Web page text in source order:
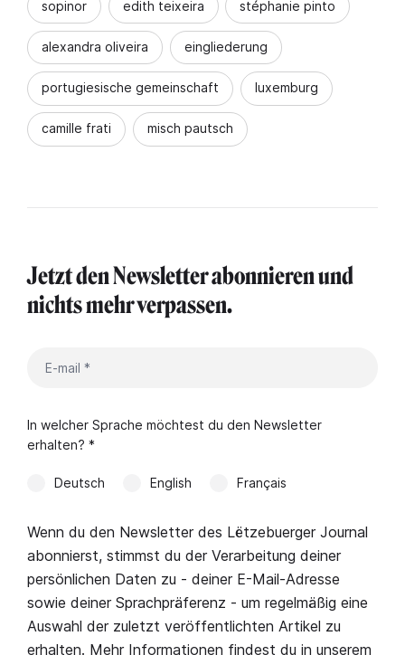
sopinor edith teixeira stéphanie pinto
alexandra oliveira eingliederung
portugiesische gemeinschaft luxemburg
camille frati misch pautsch
Jetzt den Newsletter abonnieren und
nichts mehr verpassen.
In welcher Sprache möchtest du den Newsletter
erhalten? *
Deutsch English Français
Wenn du den Newsletter des Lëtzebuerger Journal
abonnierst, stimmst du der Verarbeitung deiner
persönlichen Daten zu - deiner E-Mail-Adresse
sowie deiner Sprachpräferenz - um regelmäßig eine
Auswahl der zuletzt veröffentlichten Artikel zu
erhalten. Mehr Informationen findest du in unserem